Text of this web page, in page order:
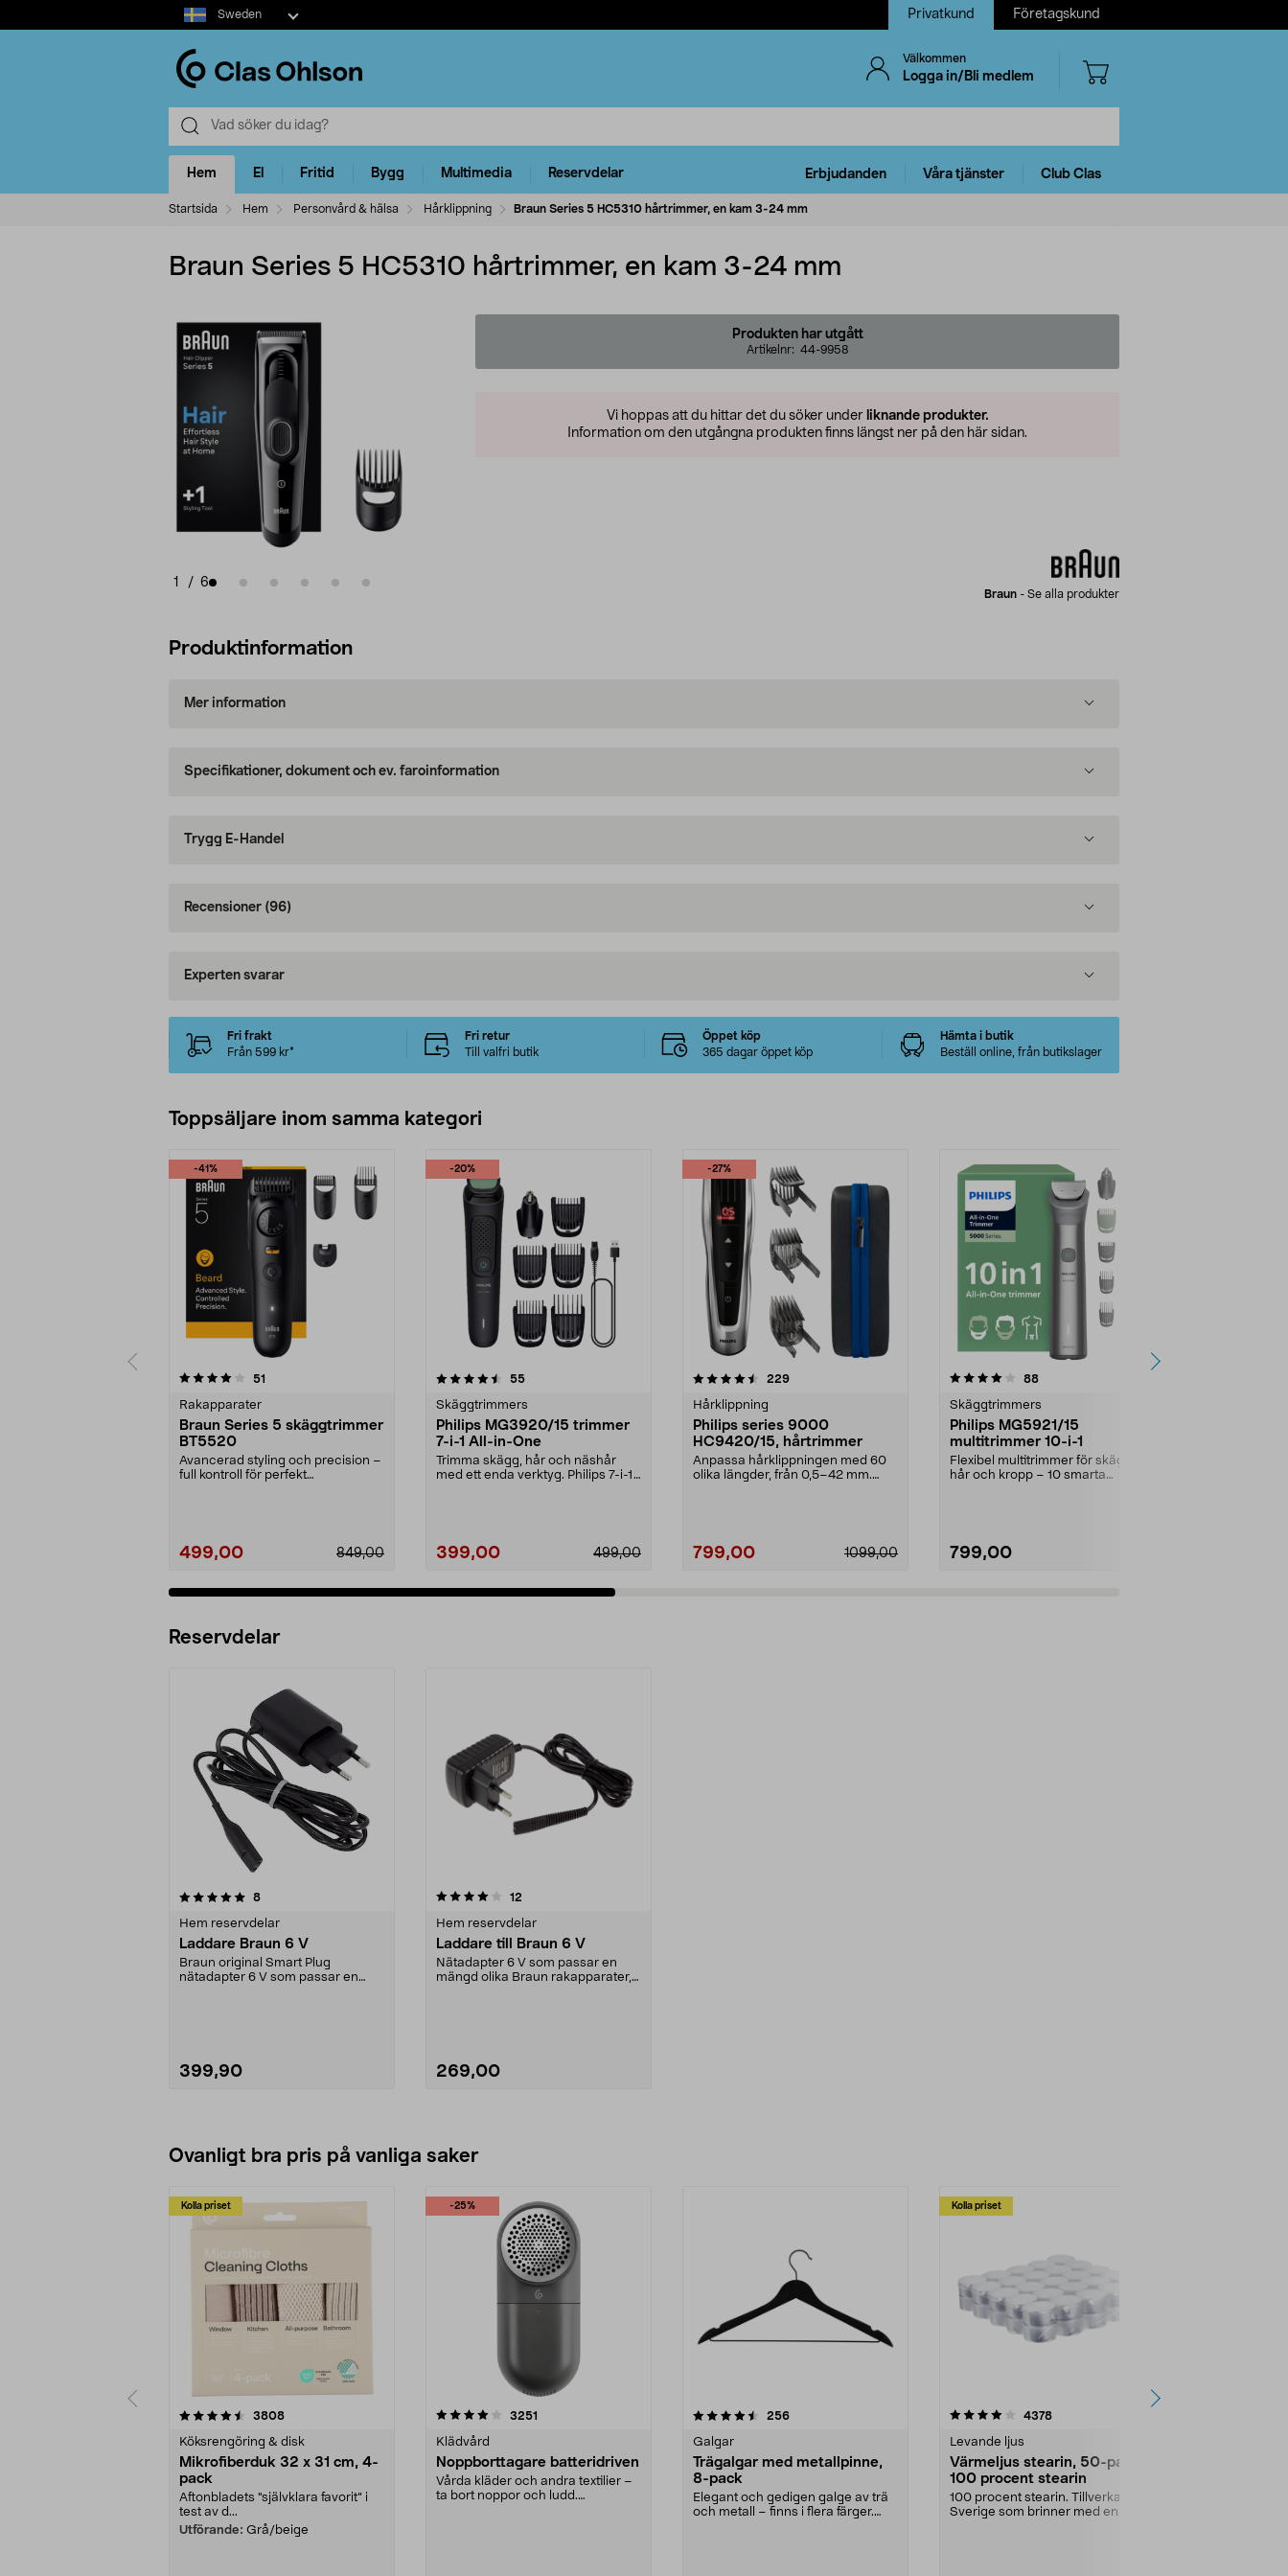
Select
market
Sweden Privatkund Företagskund
Välkommen
Logga in/Bli medlem
Hem El Fritid Bygg Multimedia Reservdelar Erbjudanden Våra tjänster Club Clas
Startsida Hem Personvård & hälsa Hårklippning Braun Series 5 HC5310 hårtrimmer, en kam 3-24 mm
Braun Series 5 HC5310 hårtrimmer, en kam 3-24 mm
1 / 6
Produkten har utgått
Artikelnr: 44-9958
Vi hoppas att du hittar det du söker under liknande produkter.
Information om den utgångna produkten finns längst ner på den här sidan.
Braun - Se alla produkter
Produktinformation
Mer information
Specifikationer, dokument och ev. faroinformation
Trygg E-Handel
Recensioner (96)
Experten svarar
Fri frakt
Från 599 kr*
Fri retur
Till valfri butik
Öppet köp
365 dagar öppet köp
Hämta i butik
Beställ online, från butikslager
Toppsäljare inom samma kategori
-41%
51
Rakapparater
Braun Series 5 skäggtrimmer
BT5520
Avancerad styling och precision –
full kontroll för perfekt
499,00 849,00
-20%
4.5 av 5 stjärnor 55recensioner
Skäggtrimmers
Philips MG3920/15 trimmer
7-i-1 All-in-One
Trimma skägg, hår och näshår
med ett enda verktyg. Philips 7-i-1
399,00 499,00
-27%
4.5 av 5 stjärnor 229recensioner
Hårklippning
Philips series 9000
HC9420/15, hårtrimmer
Anpassa hårklippningen med 60
olika längder, från 0,5–42 mm.
799,00 1099,00
4.0 av 5 stjärnor 88recensioner
Skäggtrimmers
Philips MG5921/15
multitrimmer 10-i-1
Flexibel multitrimmer för skägg,
hår och kropp – 10 smarta
799,00
4.0 av 5 stjärnor
Reservdelar
8recensioner
Hem reservdelar
Laddare Braun 6 V
Braun original Smart Plug
nätadapter 6 V som passar en
399,90
4.0av 5 stjärnor 12
Hem reservdelar
Laddare till Braun 6 V
Nätadapter 6 V som passar en
mängd olika Braun rakapparater,
269,00
Ovanligt bra pris på vanliga saker
Kolla priset
3808recensioner
Köksrengöring & disk
Mikrofiberduk 32 x 31 cm, 4-
pack
Aftonbladets "självklara favorit” i
test av d...
Utförande: Grå/beige
-25%
4.0av 5 stjärnor 3251
Klädvård
Noppborttagare batteridriven
Vårda kläder och andra textilier –
ta bort noppor och ludd.
4.5av 5 stjärnor 256recensioner
Galgar
Trägalgar med metallpinne,
8-pack
Elegant och gedigen galge av trä
och metall – finns i flera färger.
Kolla priset
4.0av 5 stjärnor 4378recensioner
Levande ljus
Värmeljus stearin, 50-pack,
100 procent stearin
100 procent stearin. Tillverkade i
Sverige som brinner med en
4.5av 5 stjärnor